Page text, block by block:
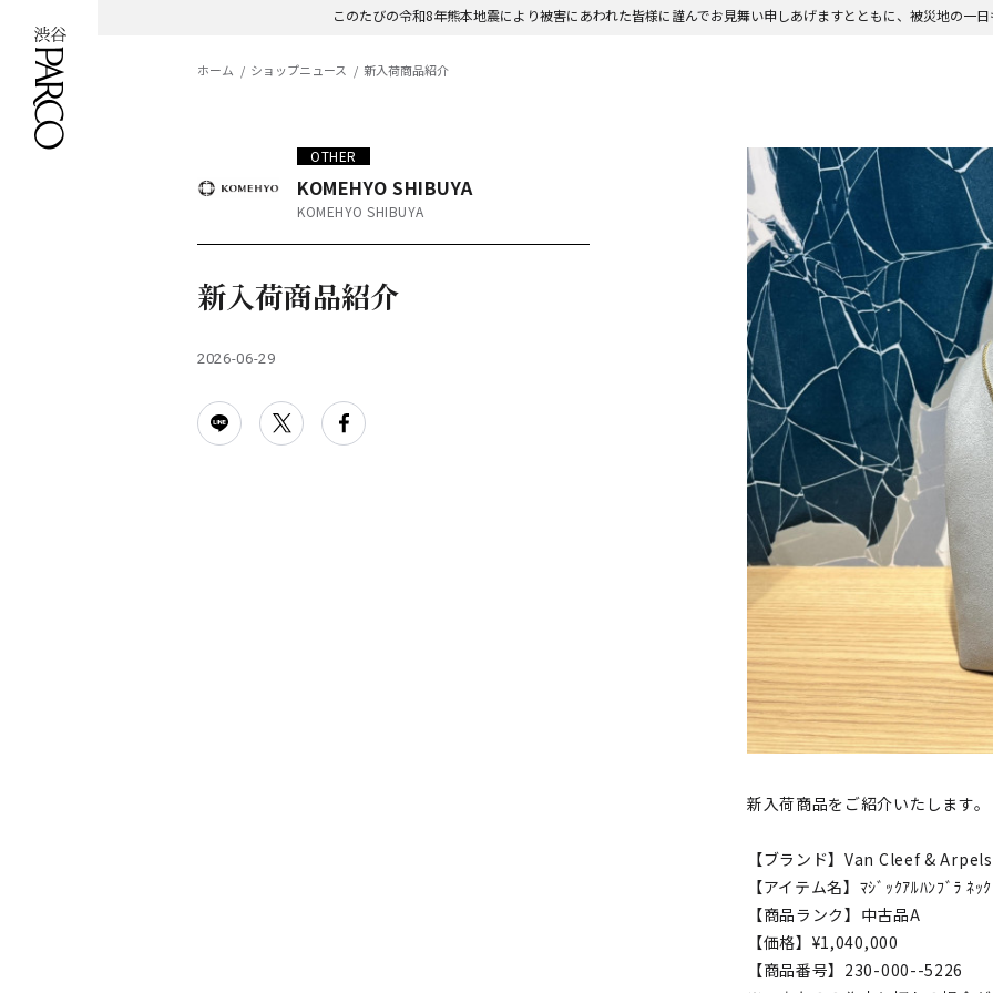
このたびの令和8年熊本地震により被害にあわれた皆様に謹んでお見舞い申しあげますとともに、被災地の一
ホーム ショップニュース 新入荷商品紹介
OTHER
KOMEHYO SHIBUYA
KOMEHYO SHIBUYA
新入荷商品紹介
2026-06-29
新入荷商品をご紹介いたします。
【ブランド】Van Cleef & Arpels
【アイテム名】ﾏｼﾞｯｸｱﾙﾊﾝﾌﾞﾗ ﾈｯ
【商品ランク】中古品A
【価格】¥1,040,000
【商品番号】230-000--5226